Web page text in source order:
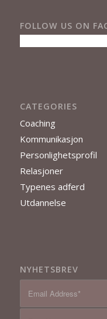
FOLLOW US ON
CATEGORIES
Coaching
Kommunikasjon
Personlighetsprofil
Relasjoner
Typenes adferd
Utdannelse
NYHETSBREV